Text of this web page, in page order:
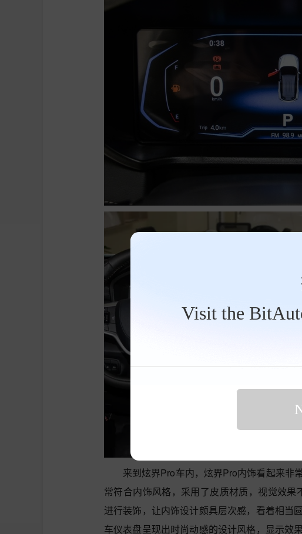
Visit the
来到炫界Pro车内，炫界Pro内饰看起来非
常符合内饰风格，采用了皮质材质，视觉效
进行装饰，让内饰设计颇具层次感，看着相当
车仪表盘呈现出时尚动感的设计风格，显示效